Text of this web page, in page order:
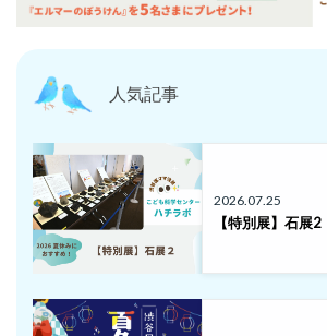
人気記事
2026.07.25
【特別展】石展2